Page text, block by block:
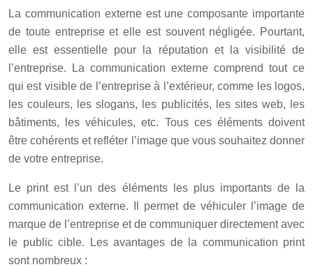
La communication externe est une composante importante
de toute entreprise et elle est souvent négligée. Pourtant,
elle est essentielle pour la réputation et la visibilité de
l’entreprise. La communication externe comprend tout ce
qui est visible de l’entreprise à l’extérieur, comme les logos,
les couleurs, les slogans, les publicités, les sites web, les
bâtiments, les véhicules, etc. Tous ces éléments doivent
être cohérents et refléter l’image que vous souhaitez donner
de votre entreprise.
Le print est l’un des éléments les plus importants de la
communication externe. Il permet de véhiculer l’image de
marque de l’entreprise et de communiquer directement avec
le public cible. Les avantages de la communication print
sont nombreux :